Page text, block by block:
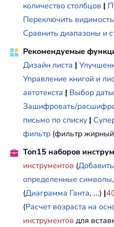
количество столбцов |
Переключить
Сравнить диапазоны и
Рекомендуемые
Дизайн листа |
Управление книгой и
автотекста | Выбор даты
Зашифровать/
письмо по списку |
фильтр (фильтр
Топ15 наборов
инструментов (
определенные символы
(Диаграмма Ганта, ...) |
(Расчет возраста на
инструментов для